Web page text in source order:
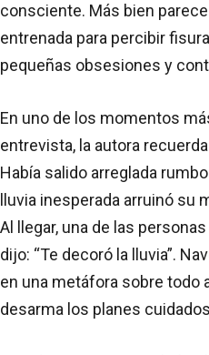
consciente. Más bien
entrenada para percibir
pequeñas obsesiones y
En uno de los momentos
entrevista, la autora
Había salido arreglada
lluvia inesperada arruinó su
Al llegar, una de las
dijo: “Te decoró la lluvia”.
en una metáfora sobre todo
desarma los planes